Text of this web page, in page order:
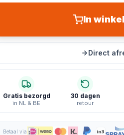
In
Direct
Gratis bezorgd
in NL & BE
30 dagen
retour
Betaal via